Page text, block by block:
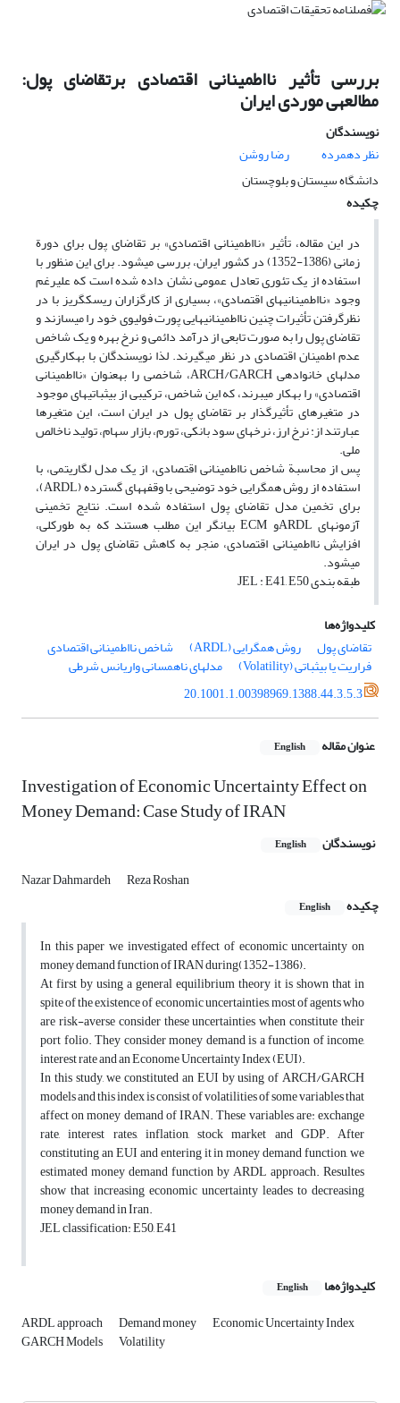
بررسی تأثیر نااطمینانی اقتصادی برتقاضای پول:
مطالعه‎ی موردی ایران
نویسندگان
نظر دهمرده
رضا روشن
دانشگاه سیستان و بلوچستان
چکیده
در این مقاله، تأثیر «نااطمینانی اقتصادی» بر تقاضای پول برای دورة
زمانی (1386-1352) در کشور ایران، بررسی می‎شود. برای این منظور با
استفاده از یک تئوری تعادل عمومی نشان داده شده است که علی‎رغم
وجود «نااطمینانی‎های اقتصادی»، بسیاری از کارگزاران ریسک‎گریز با در
نظرگرفتن تأثیرات چنین نااطمینانی‎هایی پورت فولیوی خود را می‎سازند و
تقاضای پول را به صورت تابعی از درآمد دائمی و نرخ بهره‎ و یک شاخص
عدم اطمینان اقتصادی در نظر می‎گیرند. لذا نویسندگان با به‎کارگیری
مدل‎های خانواده‎ی ARCH/GARCH، شاخصی را به‎عنوان «نااطمینانی
اقتصادی» را به‎کار می‎برند، که ‎این شاخص، ترکیبی از بی‎ثباتی‎های موجود
در متغیرهای تأثیرگذار بر تقاضای پول در ایران است، ‎این متغیرها
عبارتند از: نرخ ارز، نرخ‎های سود بانکی، تورم، بازار سهام، تولید ناخالص
ملی.
پس از محاسبة شاخص نااطمینانی اقتصادی، از یک مدل لگاریتمی، با
استفاده از روش هم‎گرایی خود توضیحی با وقفه‎های گسترده (ARDL)،
برای تخمین مدل تقاضای پول استفاده شده است. نتایج تخمینی
آزمون‎های ARDLو ECM بیانگر این مطلب هستند که به طورکلی،
افزایش نااطمینانی اقتصادی، منجر به کاهش تقاضای پول در ایران
می‎شود.
طبقه بندی JEL : E41, E50
کلیدواژه‌ها
تقاضای پول
روش هم‎گرایی (ARDL) شاخص نااطمینانی اقتصادی
فراریت یا بی‎ثباتی (Volatility)
مدل‎های ناهمسانی واریانس شرطی
20.1001.1.00398969.1388.44.3.5.3
عنوان مقاله English
Investigation of Economic Uncertainty Effect on
Money Demand: Case Study of IRAN
نویسندگان English
Nazar Dahmardeh
Reza Roshan
چکیده
English
In this paper we investigated effect of economic uncertainty on
money demand function of IRAN during(1352-1386).
At first by using a general equilibrium theory it is shown that in
spite of the existence of economic uncertainties, most of agents who
are risk-averse consider these uncertainties when constitute their
port folio. They consider money demand is a function of income,
interest rate and an Econome Uncertainty Index (EUI).
In this study, we constituted an EUI by using of ARCH/GARCH
models and this index is consist of volatilities of some variables that
affect on money demand of IRAN. These variables are: exchange
rate, interest rates, inflation, stock market and GDP. After
constituting an EUI and entering it in money demand function, we
estimated money demand function by ARDL approach. Resultes
show that increasing economic uncertainty leades to decreasing
money demand in Iran.
JEL classification: E50, E41
کلیدواژه‌ها English
ARDL approach Demand money Economic Uncertainty Index
GARCH Models Volatility